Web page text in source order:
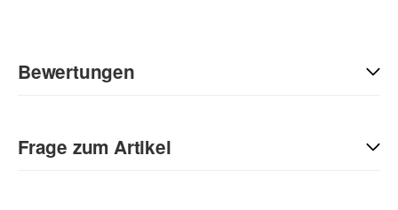
Bewertungen
Sie Anderen bei der Kaufentscheidung:
Frage zum Artikel